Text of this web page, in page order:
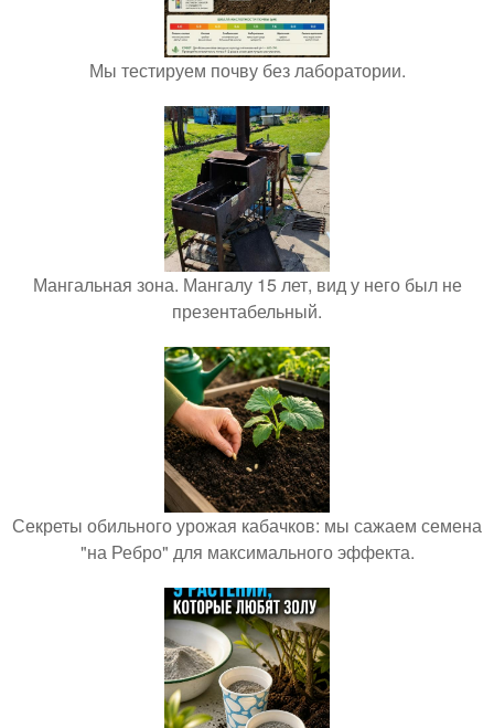
Мы тестируем почву без лаборатории.
Мангальная зона. Мангалу 15 лет, вид у него был не
презентабельный.
Секреты обильного урожая кабачков: мы сажаем семена
"на Ребро" для максимального эффекта.